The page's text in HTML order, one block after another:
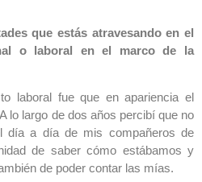
que estás atravesando en el
o laboral en el marco de la
laboral fue que en apariencia el
lo largo de dos años percibí que no
día a día de mis compañeros de
de saber cómo estábamos y
de poder contar las mías.